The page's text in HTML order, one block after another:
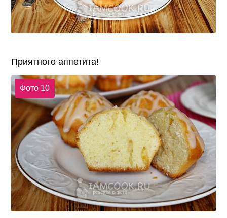
Приятного аппетита!
Фото 10